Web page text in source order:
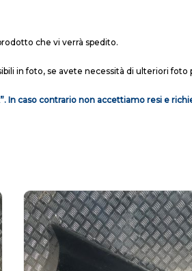
che vi verrà spedito.
in foto, se avete necessità di ulteriori
In caso contrario non accettiamo resi e